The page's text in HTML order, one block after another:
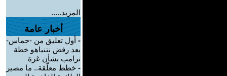
المزيد.....
أخبار عامة
- أول تعليق من -حماس-
بعد رفض نتنياهو خطة
ترامب بشأن غزة
- خطط معلّقة.. ما مصير